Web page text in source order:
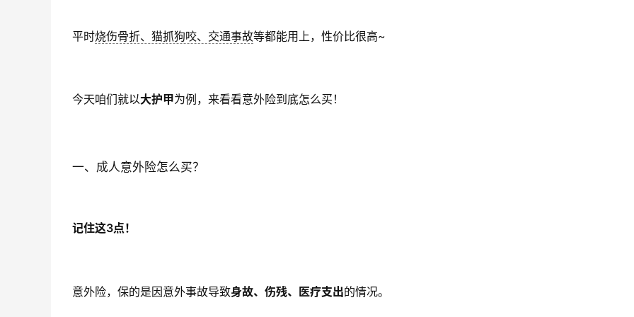
平时烧伤骨折、猫抓狗咬、交通事故等都能用上，性价比很高~
今天咱们就以大护甲为例，来看看意外险到底怎么买！
一、成人意外险怎么买？
记住这3点！
意外险，保的是因意外事故导致身故、伤残、医疗支出的情况。